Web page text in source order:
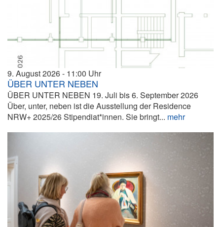
9. August 2026 11:00
ÜBER UNTER NEBEN
ÜBER UNTER NEBEN 19. Juli bis 6. September 2026
Über, unter, neben ist die Ausstellung der Residence
NRW+ 2025/26 Stipendiat*innen. Sie bringt... mehr